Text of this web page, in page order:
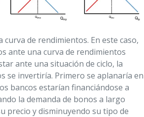
curva de rendimientos. En este caso,
ante una curva de rendimientos
ante una situación de ciclo, la
se invertiría. Primero se aplanaría en
bancos estarían financiándose a
la demanda de bonos a largo
precio y disminuyendo su tipo de